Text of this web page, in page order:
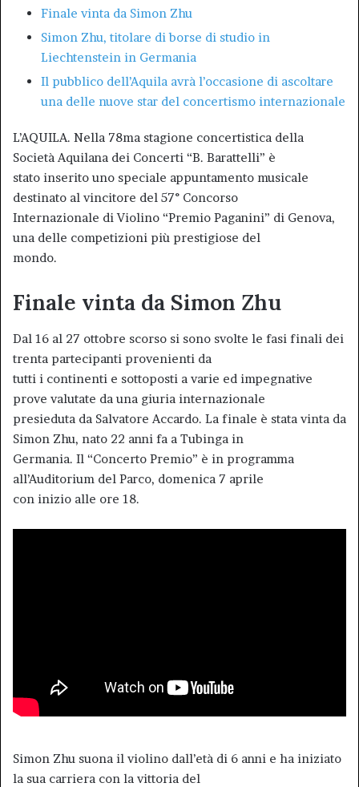
Finale vinta da Simon Zhu
Simon Zhu, titolare di borse di studio in
Liechtenstein in Germania
Il pubblico dell’Aquila avrà l’occasione di ascoltare
una delle nuove star del concertismo internazionale
L’AQUILA. Nella 78ma stagione concertistica della
Società Aquilana dei Concerti “B. Barattelli” è
stato inserito uno speciale appuntamento musicale
destinato al vincitore del 57° Concorso
Internazionale di Violino “Premio Paganini” di Genova,
una delle competizioni più prestigiose del
mondo.
Finale vinta da Simon Zhu
Dal 16 al 27 ottobre scorso si sono svolte le fasi finali dei
trenta partecipanti provenienti da
tutti i continenti e sottoposti a varie ed impegnative
prove valutate da una giuria internazionale
presieduta da Salvatore Accardo. La finale è stata vinta da
Simon Zhu, nato 22 anni fa a Tubinga in
Germania. Il “Concerto Premio” è in programma
all’Auditorium del Parco, domenica 7 aprile
con inizio alle ore 18.
Simon Zhu suona il violino dall’età di 6 anni e ha iniziato
la sua carriera con la vittoria del